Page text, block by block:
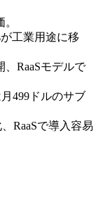
工業用途に移
、RaaSモデルで
499ドルのサブ
RaaSで導入容易